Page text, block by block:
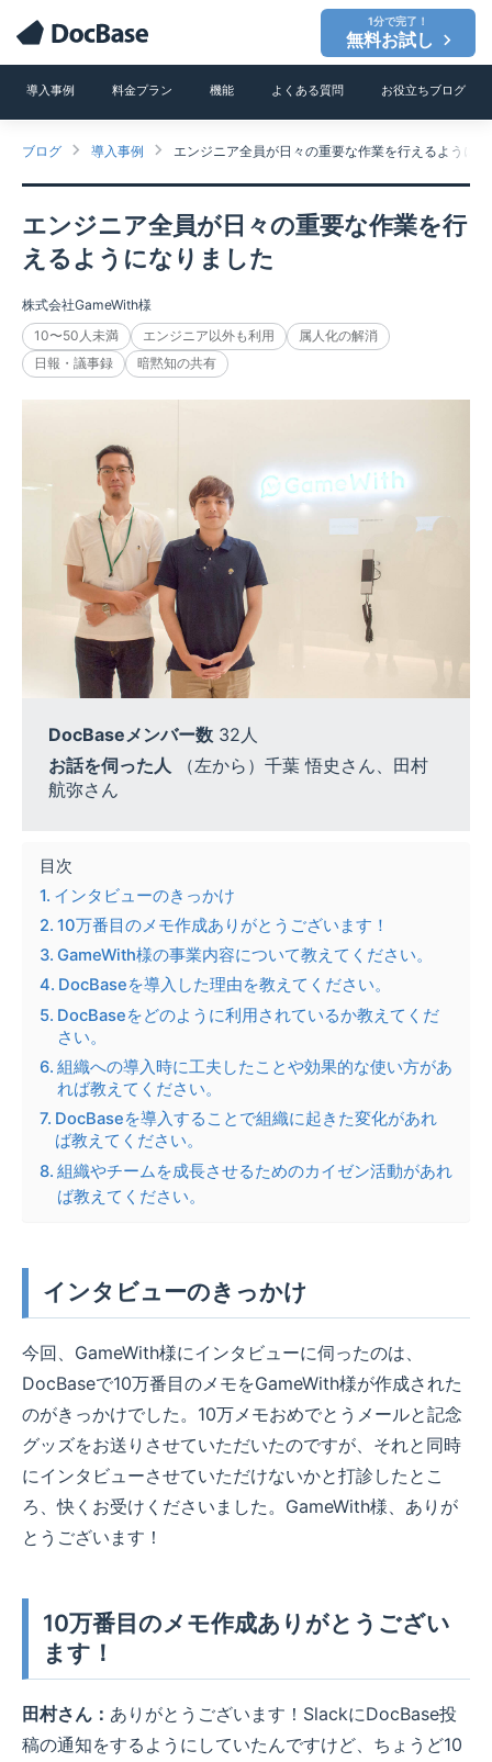
導入事例 料金プラン 機能 よくある質問 お役立ちブログ
1分で完了！
無料お試し
ブログ 導入事例 エンジニア全員が日々の重要な作業を行えるように
エンジニア全員が日々の重要な作業を行
えるようになりました
株式会社GameWith様
10〜50人未満
エンジニア以外も利用
属人化の解消
日報・議事録
暗黙知の共有
DocBaseメンバー数 32人
お話を伺った人
（左から）千葉 悟史さん、田村
航弥さん
目次
インタビューのきっかけ
10万番目のメモ作成ありがとうございます！
GameWith様の事業内容について教えてください。
DocBaseを導入した理由を教えてください。
DocBaseをどのように利用されているか教えてくだ
さい。
組織への導入時に工夫したことや効果的な使い方があ
れば教えてください。
DocBaseを導入することで組織に起きた変化があれ
ば教えてください。
組織やチームを成長させるためのカイゼン活動があれ
ば教えてください。
インタビューのきっかけ
今回、GameWith様にインタビューに伺ったのは、
DocBaseで10万番目のメモをGameWith様が作成された
のがきっかけでした。10万メモおめでとうメールと記念
グッズをお送りさせていただいたのですが、それと同時
にインタビューさせていただけないかと打診したとこ
ろ、快くお受けくださいました。GameWith様、ありが
とうございます！
10万番目のメモ作成ありがとうござい
ます！
田村さん： ありがとうございます！SlackにDocBase投
稿の通知をするようにしていたんですけど、ちょうど10